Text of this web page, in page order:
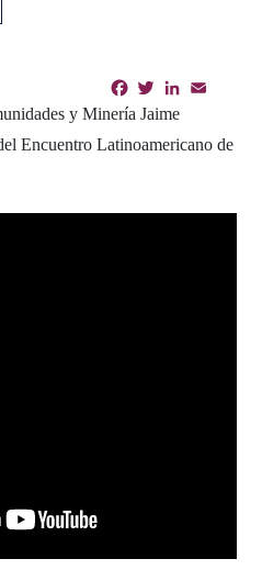
FacebookTwitterLinkedIn
y Minería Jaime
Encuentro Latinoamericano de